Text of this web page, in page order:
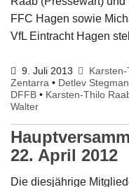
FFC Hagen sowie
VfL Eintracht Hagen
9. Juli 2013
Zentarra • Detlev
DFFB • Karsten-Thilo
Walter
22. April 2012
Die diesjährige